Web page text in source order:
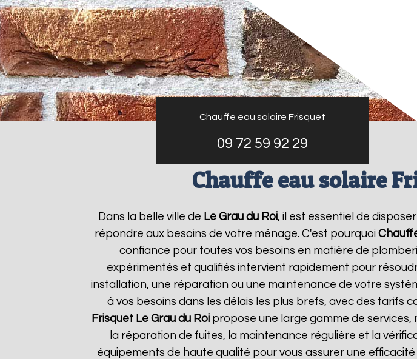
Chauffe eau solaire Frisquet
09 72 59 92 29
Chauffe eau solaire
Dans la belle ville de Le Grau du Roi, il est essentiel de
répondre aux besoins de votre ménage. C'est pourquoi
confiance pour toutes vos besoins en matière de
expérimentés et qualifiés intervient rapidement pour
installation, une réparation ou une maintenance de votre
à vos besoins dans les délais les plus brefs, avec des tarifs
Frisquet Le Grau du Roipropose une large gamme de services,
la réparation de fuites, la maintenance régulière et la
équipements de haute qualité pour vous assurer une